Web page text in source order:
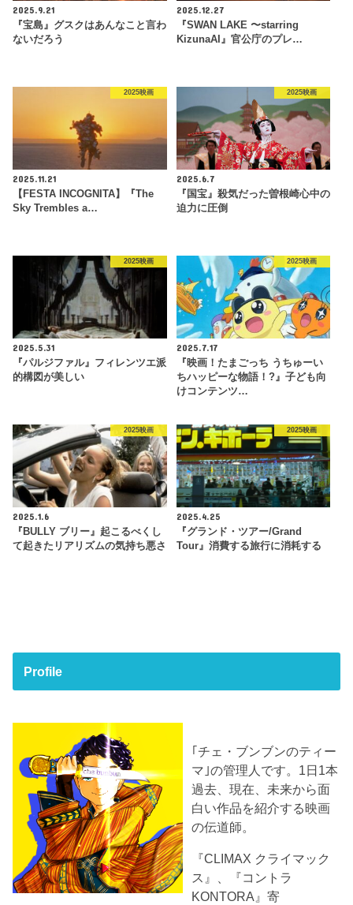
2025.9.21
『宝島』グスクはあんなこと言わ
ないだろう
2025.12.27
『SWAN LAKE 〜starring
KizunaAI』官公庁のプレ…
2025映画
2025.11.21
【FESTA INCOGNITA】『The
Sky Trembles a…
2025映画
2025.6.7
『国宝』殺気だった曽根崎心中の
迫力に圧倒
2025映画
2025.5.31
『パルジファル』フィレンツエ派
的構図が美しい
2025映画
2025.7.17
『映画！たまごっち うちゅーい
ちハッピーな物語！?』子ども向
けコンテンツ…
2025映画
2025.1.6
『BULLY ブリー』起こるべくし
て起きたリアリズムの気持ち悪さ
2025映画
2025.4.25
『グランド・ツアー/Grand
Tour』消費する旅行に消耗する
Profile
｢チェ・ブンブンのティー
マ｣の管理人です。1日1本
過去、現在、未来から面
白い作品を紹介する映画
の伝道師。
『CLIMAX クライマック
ス』、『コントラ
KONTORA』寄